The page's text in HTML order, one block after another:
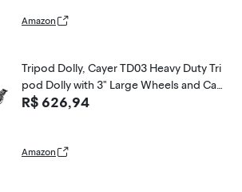
Amazon
Tripod Dolly, Cayer TD03 Heavy Duty Tri
pod Dolly with 3" Large Wheels and Car
rying Case for Most Tripods, Light Stan
R$ 626,94
Amazon